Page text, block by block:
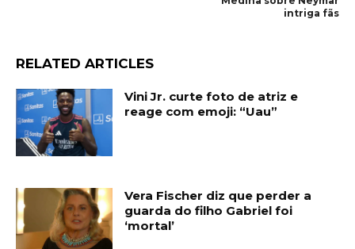
intriga fãs
RELATED ARTICLES
Vini Jr. curte foto de atriz e
reage com emoji: “Uau”
Vera Fischer diz que perder a
guarda do filho Gabriel foi
‘mortal’